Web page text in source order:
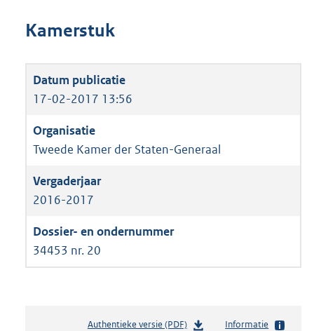
Kamerstuk
17-02-2017 13:56
Tweede Kamer der Staten-Generaal
2016-2017
34453 nr. 20
Authentieke versie (PDF)b
Informatie